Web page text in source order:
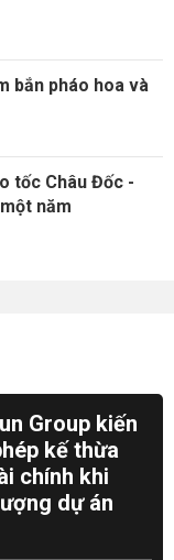
bắn pháo hoa và
tốc Châu Đốc -
năm
Group kiến
kế thừa
chính khi
dự án